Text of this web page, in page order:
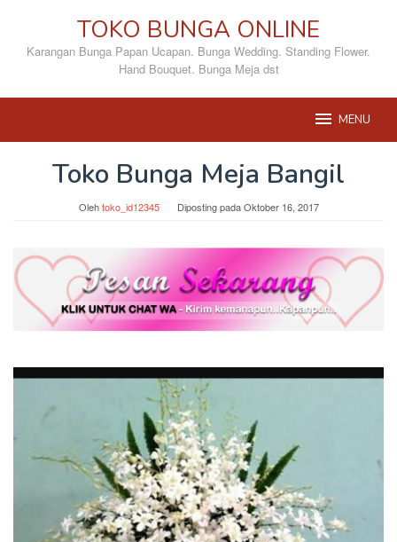
konten
TOKO BUNGA ONLINE
Karangan Bunga Papan Ucapan. Bunga Wedding. Standing Flower.
Hand Bouquet. Bunga Meja dst
MENU
Toko Bunga Meja Bangil
Olehtoko_id12345 Diposting padaOktober 16, 2017